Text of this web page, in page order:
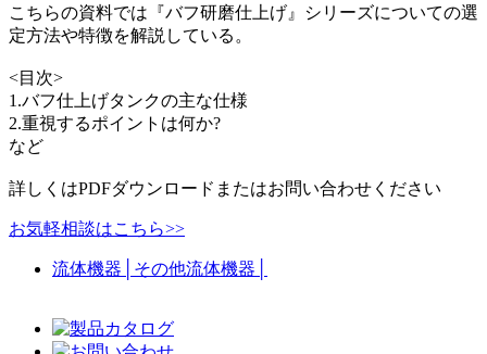
こちらの資料では『バフ研磨仕上げ』シリーズについての選
定方法や特徴を解説している。
<目次>
1.バフ仕上げタンクの主な仕様
2.重視するポイントは何か?
など
詳しくはPDFダウンロードまたはお問い合わせください
お気軽相談はこちら>>
流体機器 その他流体機器